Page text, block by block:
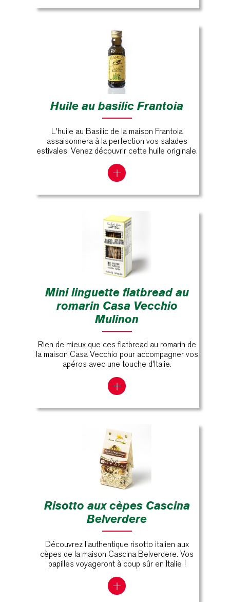
Huile au basilic Frantoia
L'huile au Basilic de la maison Frantoia
assaisonnera à la perfection vos salades
estivales. Venez découvrir cette huile originale.
Mini linguette flatbread au
romarin Casa Vecchio
Mulinon
Rien de mieux que ces flatbread au romarin de
la maison Casa Vecchio pour accompagner vos
apéros avec une touche d'Italie.
Risotto aux cèpes Cascina
Belverdere
Découvrez l'authentique risotto italien aux
cèpes de la maison Cascina Belverdere. Vos
papilles voyageront à coup sûr en Italie !